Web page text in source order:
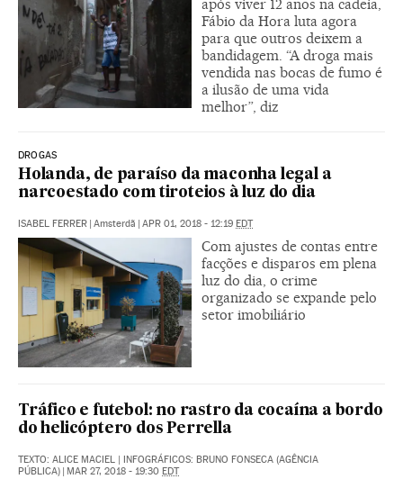
após viver 12 anos na cadeia,
Fábio da Hora luta agora
para que outros deixem a
bandidagem. “A droga mais
vendida nas bocas de fumo é
a ilusão de uma vida
melhor”, diz
DROGAS
Holanda, de paraíso da maconha legal a
narcoestado com tiroteios à luz do dia
ISABEL FERRER | Amsterdã | APR 01, 2018 - 12:19 EDT
Com ajustes de contas entre
facções e disparos em plena
luz do dia, o crime
organizado se expande pelo
setor imobiliário
Tráfico e futebol: no rastro da cocaína a bordo
do helicóptero dos Perrella
TEXTO: ALICE MACIEL | INFOGRÁFICOS: BRUNO FONSECA (AGÊNCIA
PÚBLICA)
MAR 27, 2018 - 19:30 EDT